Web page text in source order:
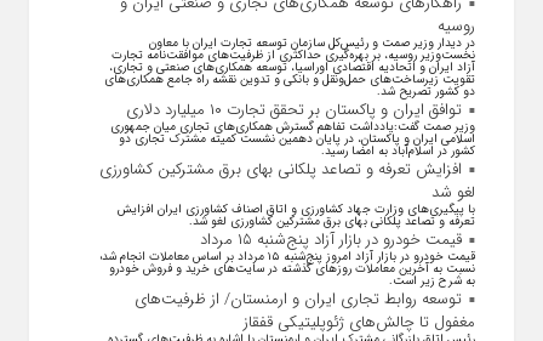
روسیه
در دیدار وزیر صمت و رئیس‌کل سازمان توسعه تجارت ایران با معاون
نخست‌وزیر روسیه، بر بهره‌گیری حداکثری از ظرفیت‌های موافقت‌نامه تجارت
آزاد ایران و اتحادیه اقتصادی اوراسیا، توسعه همکاری‌های صنعتی و تجاری،
تقویت زیرساخت‌های حمل‌ونقل و بانکی و تدوین نقشه راه جامع همکاری‌های
دو کشور تصریح شد.
توافق ایران و پاکستان بر تحقق تجارت ۱۰ میلیارد دلاری
وزیر صمت گفت:یادداشت تفاهم گسترش همکاری‌های تجاری میان جمهوری
اسلامی ایران و پاکستان، در پایان دهمین نشست کمیته مشترک تجاری دو
کشور در اسلام‌آباد به امضا رسید.
افزایش تعرفه و تصاعد پلکانی بهای برق مشترکین کشاورزی
لغو شد
با پیگیری‌های وزارت جهاد کشاورزی و اتاق اصناف کشاورزی ایران افزایش
تعرفه و تصاعد پلکانی بهای برق مشترکین کشاورزی لغو شد.
قیمت خودرو در بازار آزاد پنج‌شنبه ۱۵ مرداد
قیمت خودرو در بازار آزاد امروز پنج‌شنبه ۱۵ مرداد بر اساس معاملات انجام شده
نسبت به آخرین معاملات روز‌های گذشته در سایت‌های خرید و فروش خودرو
به شرح زیر است.
توسعه روابط تجاری ایران و ارمنستان/ از ظرفیت‌های
مغفول تا چالش‌های ژئوپلیتیکی قفقاز